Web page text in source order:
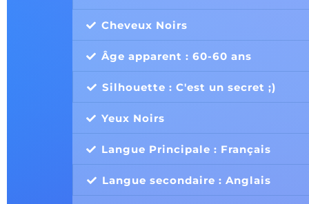
Cheveux Noirs
Âge apparent : 60-60 ans
Silhouette : C'est un secret ;)
Yeux Noirs
Langue Principale : Français
Langue secondaire : Anglais